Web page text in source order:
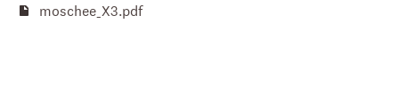
moschee_X3.pdf